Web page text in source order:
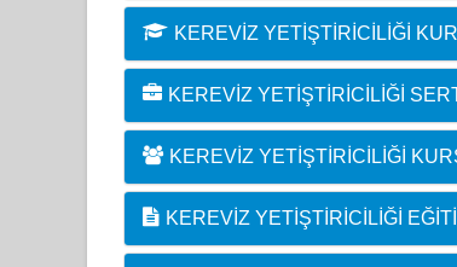
KEREVIZ YETIŞTIRICILIĞI
KEREVIZ YETIŞTIRICILIĞI
KEREVIZ YETIŞTIRICILIĞI
KEREVIZ YETIŞTIRICILIĞI